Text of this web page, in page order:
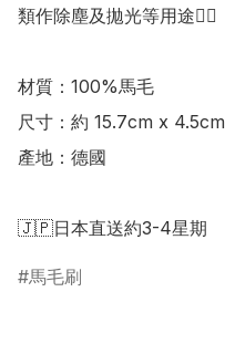
類作除塵及拋光等用途👍🏻
材質：100%馬毛
尺寸：約 15.7cm x
產地：德國
馬毛刷